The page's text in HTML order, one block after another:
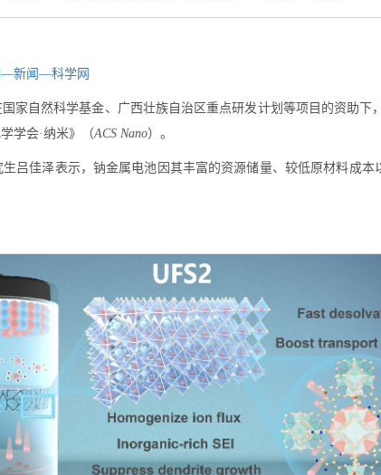
—新闻—科学网
家自然科学基金、广西壮族自治区重点研发计划等项目的资助下
学会·纳米》（ACS Nano）。
吕佳泽表示，钠金属电池因其丰富的资源储量、较低原材料成本